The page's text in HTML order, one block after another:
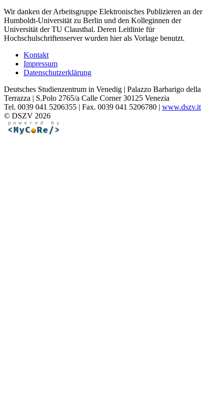
Wir danken der Arbeitsgruppe Elektronisches Publizieren an der
Humboldt-Universität zu Berlin und den Kolleginnen der
Universität der TU Clausthal. Deren Leitlinie für
Hochschulschriftenserver wurden hier als Vorlage benutzt.
Kontakt
Impressum
Datenschutzerklärung
Deutsches Studienzentrum in Venedig | Palazzo Barbarigo della
Terrazza | S.Polo 2765/a Calle Corner 30125 Venezia
Tel. 0039 041 5206355 | Fax. 0039 041 5206780 | www.dszv.it
© DSZV 2026